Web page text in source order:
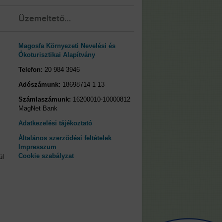
Üzemeltető…
Magosfa Környezeti Nevelési és
Ökoturisztikai Alapítvány
Telefon: 20 984 3946
Adószámunk: 18698714-1-13
Számlaszámunk: 16200010-10000812
MagNet Bank
Adatkezelési tájékoztató
Általános szerződési feltételek
Impresszum
Cookie szabályzat